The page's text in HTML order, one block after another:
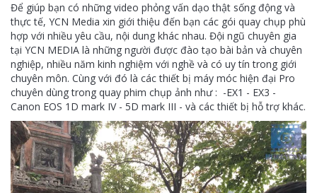
Để giúp bạn có những video phỏng vấn dạo thật sống động và
thực tế, YCN Media xin giới thiệu đến bạn các gói quay chụp phù
hợp với nhiều yêu cầu, nội dung khác nhau. Đội ngũ chuyên gia
tại YCN MEDIA là những người được đào tạo bài bản và chuyên
nghiệp, nhiều năm kinh nghiệm với nghề và có uy tín trong giới
chuyên môn. Cùng với đó là các thiết bị máy móc hiện đại Pro
chuyên dùng trong quay phim chụp ảnh như : -EX1 - EX3 -
Canon EOS 1D mark IV - 5D mark III - và các thiết bị hỗ trợ khác.